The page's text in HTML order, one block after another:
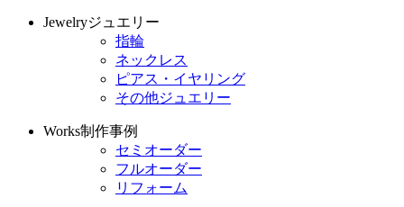
Jewelryジュエリー
指輪
ネックレス
ピアス・イヤリング
その他ジュエリー
Works制作事例
セミオーダー
フルオーダー
リフォーム